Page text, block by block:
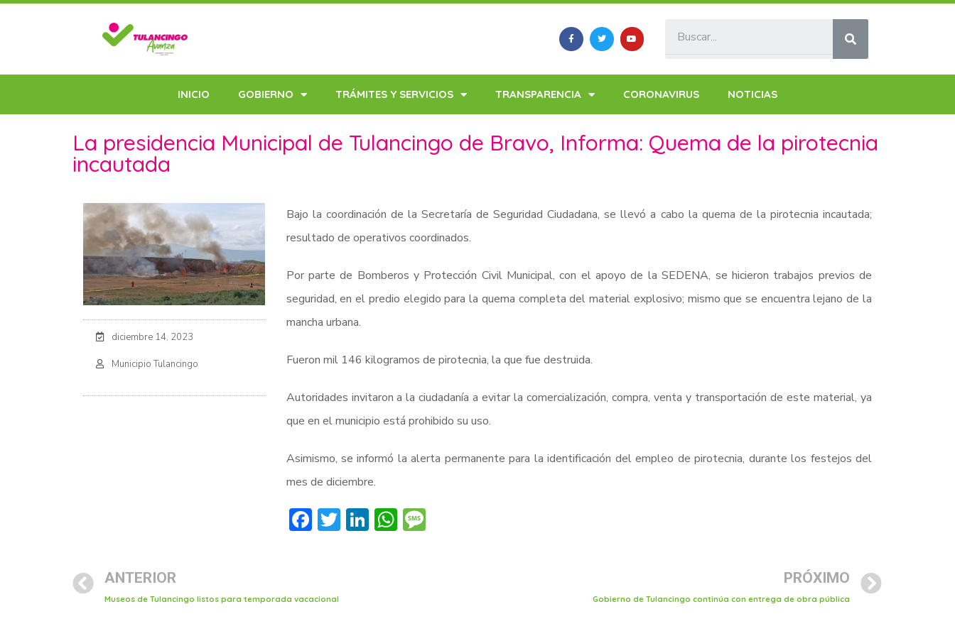
INICIO GOBIERNO TRÁMITES Y SERVICIOS TRANSPARENCIA CORONAVIRUS NOTICIAS
La presidencia Municipal de Tulancingo de Bravo, Informa: Quema de la pirotecnia
incautada
diciembre 14, 2023
Municipio Tulancingo
Bajo la coordinación de la Secretaría de Seguridad Ciudadana, se llevó a cabo la quema de la pirotecnia incautada;
resultado de operativos coordinados.
Por parte de Bomberos y Protección Civil Municipal, con el apoyo de la SEDENA, se hicieron trabajos previos de
seguridad, en el predio elegido para la quema completa del material explosivo; mismo que se encuentra lejano de la
mancha urbana.
Fueron mil 146 kilogramos de pirotecnia, la que fue destruida.
Autoridades invitaron a la ciudadanía a evitar la comercialización, compra, venta y transportación de este material, ya
que en el municipio está prohibido su uso.
Asimismo, se informó la alerta permanente para la identificación del empleo de pirotecnia, durante los festejos del
mes de diciembre.
Facebook
Twitter
LinkedIn
WhatsApp
Message
ANTERIOR
Museos de Tulancingo listos para temporada vacacional
PRÓXIMO
Gobierno de Tulancingo continúa con entrega de obra pública